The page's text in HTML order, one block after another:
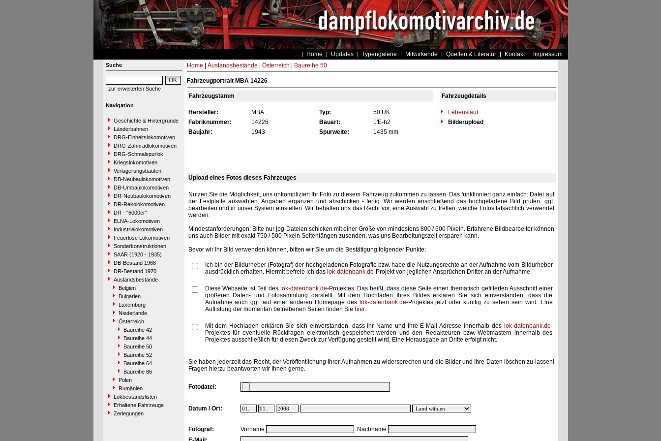
Home Updates Typengalerie Mitwirkende Quellen & Literatur Kontakt Impressum
Suche
zur erweiterten Suche
Navigation
Geschichte & Hintergründe
Länderbahnen
DRG-Einheitslokomotiven
DRG-Zahnradlokomotiven
DRG-Schmalspurlok.
Kriegslokomotiven
Verlagerungsbauten
DB-Neubaulokomotiven
DB-Umbaulokomotiven
DR-Neubaulokomotiven
DR-Rekolokomotiven
DR - "6000er"
ELNA-Lokomotiven
Industrielokomotiven
Feuerlose Lokomotiven
Sonderkonstruktionen
SAAR (1920 - 1935)
DB-Bestand 1968
DR-Bestand 1970
Auslandsbestände
Belgien
Bulgarien
Luxemburg
Niederlande
Österreich
Baureihe 42
Baureihe 44
Baureihe 50
Baureihe 52
Baureihe 64
Baureihe 86
Polen
Rumänien
Lokbestandslisten
Erhaltene Fahrzeuge
Zerlegungen
Home Auslandsbestände Österreich Baureihe 50
Fahrzeugportrait MBA 14226
Fahrzeugstamm Fahrzeugdetails
Hersteller: MBA Typ: 50 ÜK
Lebenslauf
Fabriknummer:
14226 Bauart: 1'E-h2
Bilderupload
Baujahr:
1943 Spurweite: 1435 mm
Upload eines Fotos dieses Fahrzeuges
Nutzen Sie die Möglichkeit, uns unkompliziert Ihr Foto zu diesem Fahrzeug zukommen zu lassen. Das funktioniert ganz einfach: Datei auf
der Festplatte auswählen, Angaben ergänzen und abschicken - fertig. Wir werden anschließend das hochgeladene Bild prüfen, ggf.
bearbeiten und in unser System einstellen. Wir behalten uns das Recht vor, eine Auswahl zu treffen, welche Fotos tatsächlich verwendet
werden.
Mindestanforderungen: Bitte nur jpg-Dateien schicken mit einer Größe von mindestens 800 / 600 Pixeln. Erfahrene Bildbearbeiter können
uns auch Bilder mit exakt 750 / 500 Pixeln Seitenlängen zusenden, was uns Bearbeitungszeit ersparen kann.
Bevor wir Ihr Bild verwenden können, bitten wir Sie um die Bestätigung folgender Punkte:
Ich bin der Bildurheber (Fotograf) der hochgeladenen Fotografie bzw. habe die Nutzungsrechte an der Aufnahme vom Bildurheber
ausdrücklich erhalten. Hiermit befreie ich das lok-datenbank.de-Projekt von jeglichen Ansprüchen Dritter an der Aufnahme.
Diese Webseite ist Teil des lok-datenbank.de-Projektes. Das heißt, dass diese Seite einen thematisch gefilterten Ausschnitt einer
größeren Daten- und Fotosammlung darstellt. Mit dem Hochladen Ihres Bildes erklären Sie sich einverstanden, dass die
Aufnahme auch ggf. auf einer anderen Homepage des lok-datenbank.de-Projektes jetzt oder künftig zu sehen sein wird. Eine
Auflistung der momentan betriebenen Seiten finden Sie hier.
Mit dem Hochladen erklären Sie sich einverstanden, dass Ihr Name und Ihre E-Mail-Adresse innerhalb des lok-datenbank.de-
Projektes für eventuelle Rückfragen elektronisch gespeichert werden und den Redakteuren bzw. Webmastern innerhalb des
Projektes ausschließlich für diesen Zweck zur Verfügung gestellt wird. Eine Herausgabe an Dritte erfolgt nicht.
Sie haben jederzeit das Recht, der Veröffentlichung Ihrer Aufnahmen zu widersprechen und die Bilder und Ihre Daten löschen zu lassen!
Fragen hierzu beantworten wir Ihnen gerne.
Fotodatei:
Datum / Ort:
Fotograf: Vorname
Nachname